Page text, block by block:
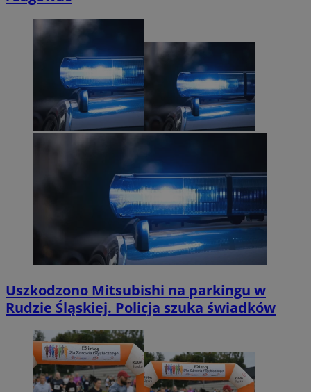
Uszkodzono Mitsubishi na parkingu w
Rudzie Śląskiej. Policja szuka świadków